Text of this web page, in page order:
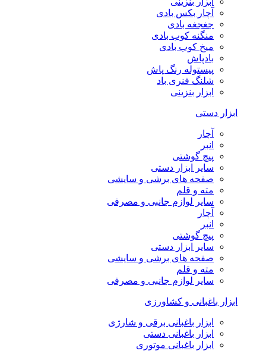
آچار بکس بادی
جغجغه بادی
منگنه کوب بادی
میخ کوب بادی
بادپاش
پیستوله رنگ پاش
شلنگ فنری باد
ابزار بنزینی
ابزار دستی
آچار
انبر
پیچ گوشتی
سایر ابزار دستی
صفحه های برشی و سایشی
مته و قلم
سایر لوازم جانبی و مصرفی
آچار
انبر
پیچ گوشتی
سایر ابزار دستی
صفحه های برشی و سایشی
مته و قلم
سایر لوازم جانبی و مصرفی
ابزار باغبانی و کشاورزی
ابزار باغبانی برقی و شارژی
ابزار باغبانی دستی
ابزار باغبانی موتوری